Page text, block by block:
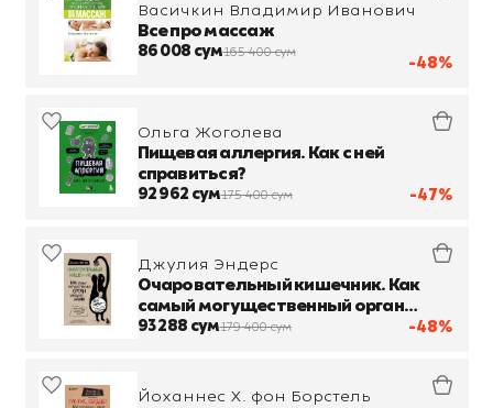
-48%
Васичкин Владимир Иванович
Все про массаж
86 008 сум165 400 сум
-47%
Ольга Жоголева
Пищевая аллергия. Как с ней
справиться?
92 962 сум175 400 сум
-48%
Джулия Эндерс
Очаровательный кишечник. Как
самый могущественный орган
управляет нами
93 288 сум179 400 сум
Йоханнес Х. фон Борстель